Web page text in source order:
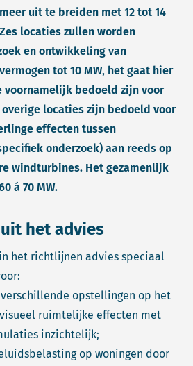
uit te breiden met 12 tot 14
locaties zullen worden
en ontwikkeling van
tot 10 MW, het gaat hier
bedoeld zijn voor
overige locaties zijn bedoeld voor
effecten tussen
onderzoek) aan reeds op
windturbines. Het gezamenlijk
á 70 MW.
het advies
het richtlijnen advies speciaal
opstellingen op het
ruimtelijke effecten met
inzichtelijk;
op woningen door